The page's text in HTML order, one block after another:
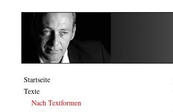
Startseite
Texte
Nach Textformen